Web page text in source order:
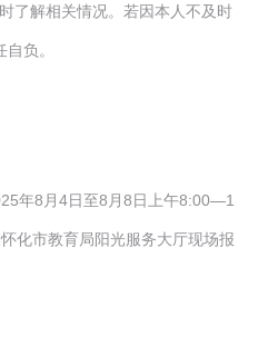
了解相关情况。若因本人不及时
自负。
年8月4日至8月8日上午8:00—1
化市教育局阳光服务大厅现场报